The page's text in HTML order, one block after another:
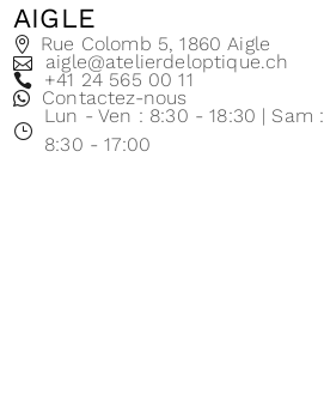
AIGLE
Rue Colomb 5, 1860 Aigle
aigle@atelierdeloptique.ch
+41 24 565 00 11
Contactez-nous
Lun - Ven : 8:30 - 18:30 | Sam :
8:30 - 17:00